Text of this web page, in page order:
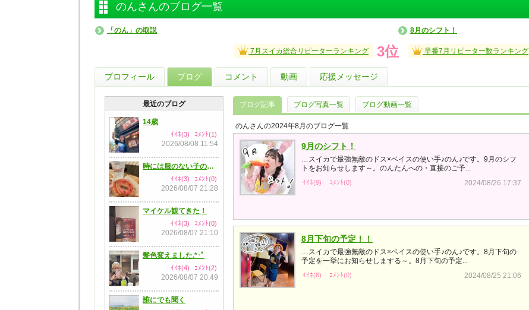
のんさんのブログ一覧
「のん」の取説 8月のシフト！
早番7月リピーター数ランキング
7月スイカ総合リピーターランキング 3位
プロフィール ブログ コメント 動画 応援メッセージ
最近のブログ
14歳
ｺﾒﾝﾄ(1)
ｲｲﾈ(3)
2026/08/08 11:54
時には服のない子のように
ｺﾒﾝﾄ(0)
ｲｲﾈ(3)
2026/08/07 21:28
マイケル観てきた！
ｺﾒﾝﾄ(0)
ｲｲﾈ(3)
2026/08/07 21:10
髪色変えました.*･ﾟ
ｺﾒﾝﾄ(2)
ｲｲﾈ(4)
2026/08/07 20:49
誰にでも聞く
ブログ記事 ブログ写真一覧 ブログ動画一覧
のんさんの2024年8月のブログ一覧
9月のシフト！
…スイカで最強無敵のドス×ベイスの使い手♪のん♪です。9月のシフ
トをお知らせします～。のんたんへの・直接のご予...
ｲｲﾈ(9) ｺﾒﾝﾄ(0) 2024/08/26 17:37
8月下旬の予定！！
…スイカで最強無敵のドス×ベイスの使い手♪のん♪です。8月下旬の
予定を一挙にお知らせしまする～。8月下旬の予定...
ｲｲﾈ(8) ｺﾒﾝﾄ(0) 2024/08/25 21:06